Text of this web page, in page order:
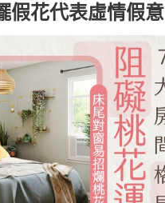
假花代表虛情假意